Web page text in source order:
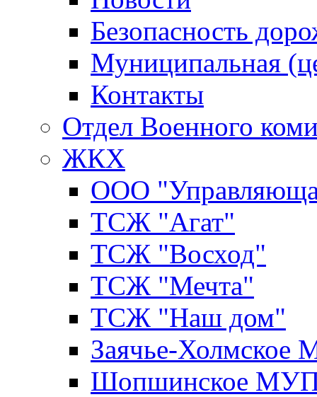
Безопасность
Муниципальная
Контакты
Отдел Военного
ЖКХ
ООО
ТСЖ "Агат"
ТСЖ "Восход"
ТСЖ "Мечта"
ТСЖ "Наш дом"
Заячье-
Шопшинское